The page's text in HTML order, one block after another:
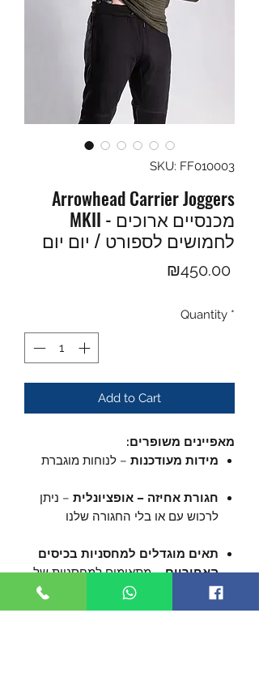
SKU: FF010003
Arrowhead Carrier Joggers
MKII - מכנסיים ארוכים
לחמושים לספורט / יום יום
₪450.00Price
Quantity *
Add to Cart
מאפיינים משופרים:
מידות מעודכנות – לנוחות מוגברת
חגורת אחיזה – אופציונלית – ניתן
לרכוש עם או בלי החגורה שלנו
תאים מוגדלים למחסניות בכיסים
האחוריים– מתאימים למחסניות של
אקדחים בגודל מלא